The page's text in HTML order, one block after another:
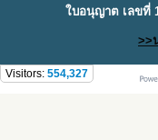
ใบอนุญาต เลขที่
>>
Visitors: 554,327